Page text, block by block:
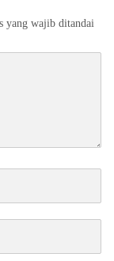
yang wajib ditandai